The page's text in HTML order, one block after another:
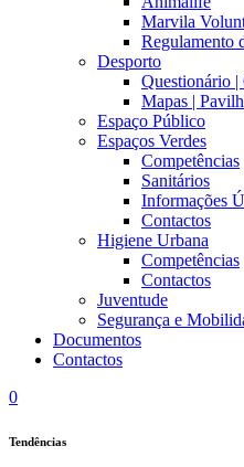
Marvila
Regulamento
Desporto
Questionário |
Mapas |
Espaço Público
Espaços Verdes
Competências
Sanitários
Informações
Contactos
Higiene Urbana
Competências
Contactos
Juventude
Segurança e
Documentos
Contactos
0
Tendências